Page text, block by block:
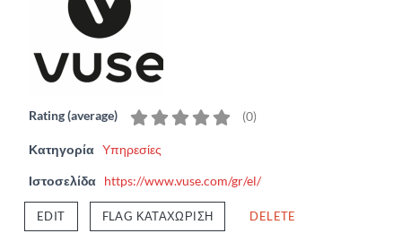
Rating (average) (0)
Κατηγορία Υπηρεσίες
Ιστοσελίδα https://www.vuse.com/gr/el/
EDIT FLAG ΚΑΤΑΧΏΡΙΣΗ DELETE